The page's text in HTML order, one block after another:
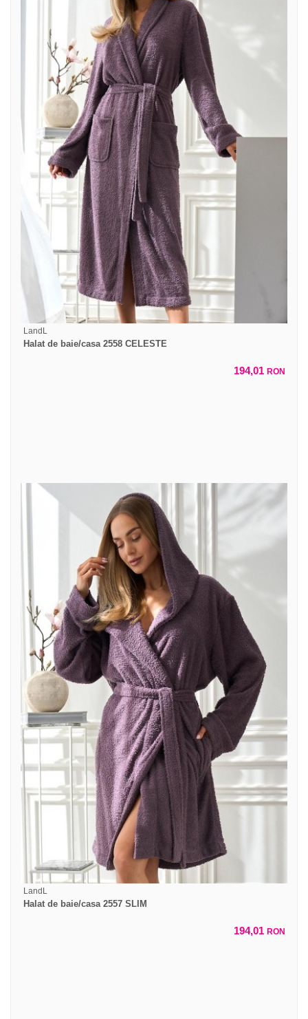
LandL
Halat de baie/casa 2558 CELESTE
194,01 RON
LandL
Halat de baie/casa 2557 SLIM
194,01 RON